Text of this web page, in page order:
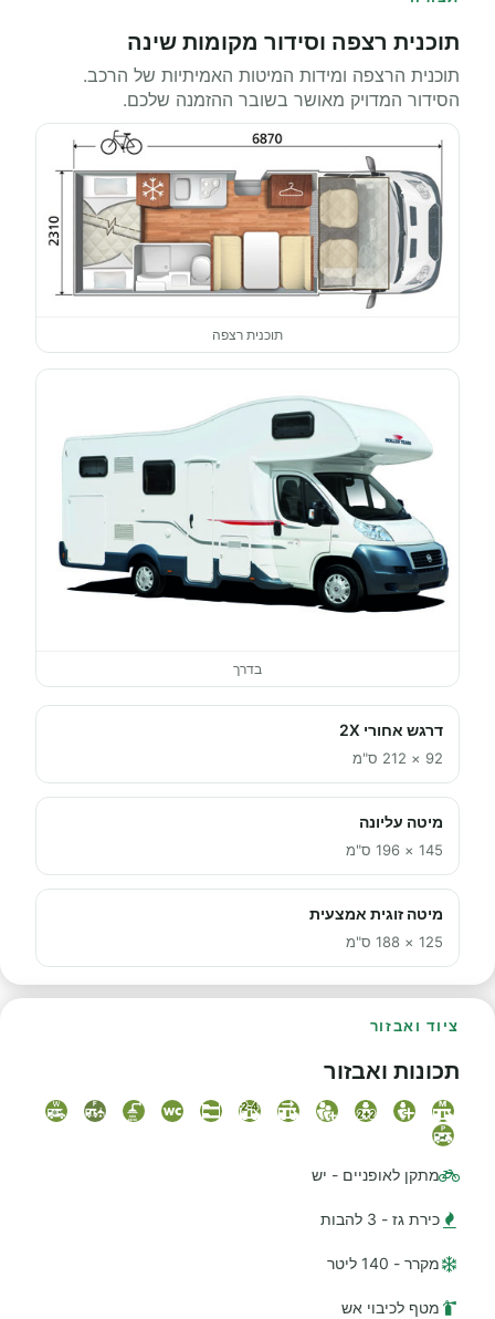
תוכנית רצפה וסידור מקומות שינה
תוכנית הרצפה ומידות המיטות האמיתיות של הרכב.
הסידור המדויק מאושר בשובר ההזמנה שלכם.
תוכנית רצפה
בדרך
דרגש אחורי 2X
92 × 212 ס"מ
מיטה עליונה
145 × 196 ס"מ
מיטה זוגית אמצעית
125 × 188 ס"מ
ציוד ואבזור
תכונות ואבזור
מתקן לאופניים - יש
כירת גז - 3 להבות
מקרר - 140 ליטר
מטף לכיבוי אש